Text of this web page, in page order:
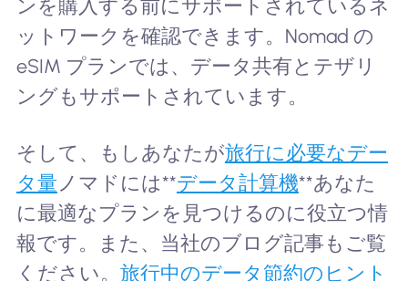
ンを購入する前にサポートされているネ
ットワークを確認できます。Nomad の
eSIM プランでは、データ共有とテザリ
ングもサポートされています。
そして、もしあなたが旅行に必要なデー
タ量 ノマドには**データ計算機**あなた
に最適なプランを見つけるのに役立つ情
報です。また、当社のブログ記事もご覧
ください。 旅行中のデータ節約のヒント